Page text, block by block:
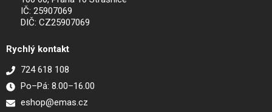
IČ: 25907069
DIČ: CZ25907069
Rychlý kontakt
724 618 108
Po–Pá: 8.00–16.00
eshop@emas.cz